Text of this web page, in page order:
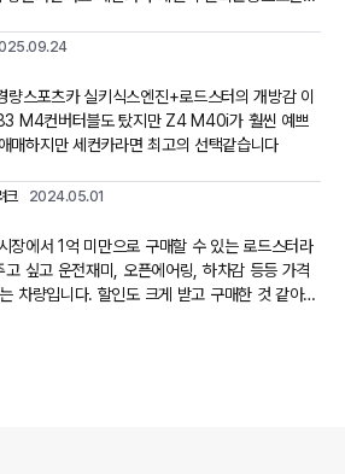
+로드스터의 개방감 이
카로는 애매하지만 세컨카라면 최고의 선택같습니다
크 2024.05.01
장에서 1억 미만으로 구매할 수 있는 로드스터라
싶고 운전재미, 오픈에어링, 하차감 등등 가격
차량입니다. 할인도 크게 받고 구매한 것 같아